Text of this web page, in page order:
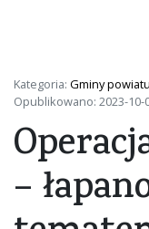
Kategoria: Gminy powiatu
Opublikowano: 2023-10-
–